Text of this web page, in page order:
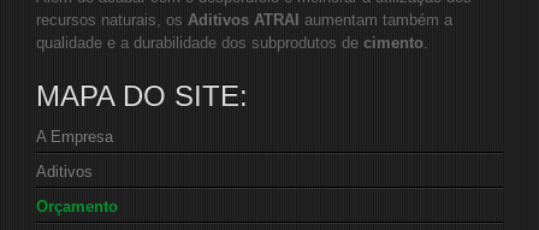
recursos naturais, os Aditivos ATRAI aumentam também a
qualidade e a durabilidade dos subprodutos de cimento
MAPA DO SITE:
A Empresa
Aditivos
Orçamento